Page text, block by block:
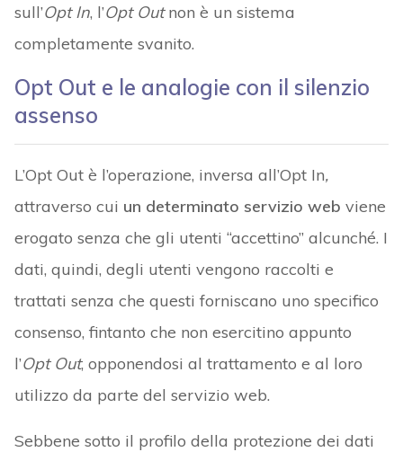
sull’Opt In, l’Opt Outnon è un sistema
completamente svanito.
Opt Out e le analogie con il silenzio
assenso
L’Opt Out è l’operazione, inversa all’Opt In,
attraverso cui un determinato servizio web viene
erogato senza che gli utenti “accettino” alcunché. I
dati, quindi, degli utenti vengono raccolti e
trattati senza che questi forniscano uno specifico
consenso, fintanto che non esercitino appunto
l’Opt Out, opponendosi al trattamento e al loro
utilizzo da parte del servizio web.
Sebbene sotto il profilo della protezione dei dati